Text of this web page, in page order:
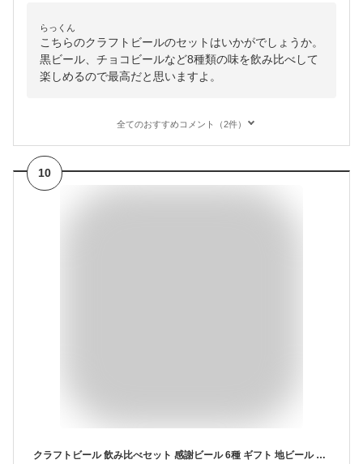
らっくん
こちらのクラフトビールのセットはいかがでしょうか。
黒ビール、チョコビールなど8種類の味を飲み比べして
楽しめるので最高だと思いますよ。
全てのおすすめコメント（2件）
10
クラフトビール 飲み比べセット 感謝ビール 6種 ギフト 地ビール 詰め合わせ【クラフトビールの神が手がける できたて直送】【本州送料無料】誕生日プレゼント お中元 御中元 出産内祝い 結婚内祝い 暑中見舞い 還暦祝 お返し｜サンクトガーレン IPA 黒ビール おしゃれ 高級